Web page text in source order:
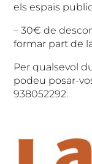
els espais
– 30€ de
formar part de
Per qualsevol
podeu posar-
938052292.